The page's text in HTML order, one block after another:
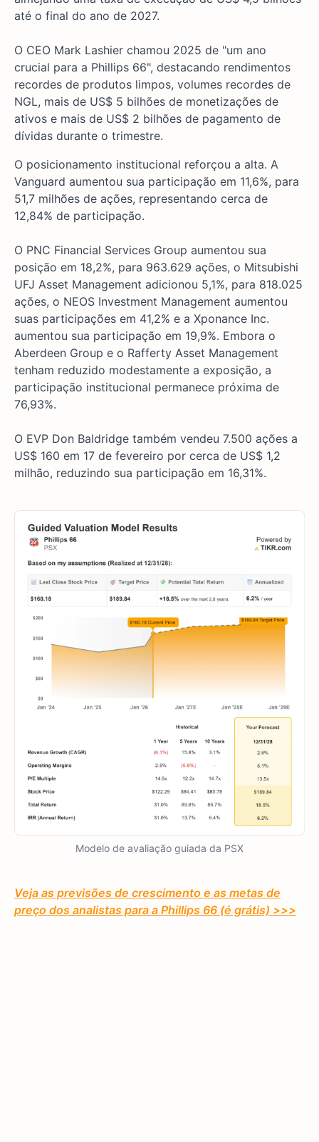
até o final do ano de 2027.
O CEO Mark Lashier chamou 2025 de "um ano
crucial para a Phillips 66", destacando rendimentos
recordes de produtos limpos, volumes recordes de
NGL, mais de US$ 5 bilhões de monetizações de
ativos e mais de US$ 2 bilhões de pagamento de
dívidas durante o trimestre.
O posicionamento institucional reforçou a alta. A
Vanguard aumentou sua participação em 11,6%, para
51,7 milhões de ações, representando cerca de
12,84% de participação.
O PNC Financial Services Group aumentou sua
posição em 18,2%, para 963.629 ações, o Mitsubishi
UFJ Asset Management adicionou 5,1%, para 818.025
ações, o NEOS Investment Management aumentou
suas participações em 41,2% e a Xponance Inc.
aumentou sua participação em 19,9%. Embora o
Aberdeen Group e o Rafferty Asset Management
tenham reduzido modestamente a exposição, a
participação institucional permanece próxima de
76,93%.
O EVP Don Baldridge também vendeu 7.500 ações a
US$ 160 em 17 de fevereiro por cerca de US$ 1,2
milhão, reduzindo sua participação em 16,31%.
Modelo de avaliação guiada da PSX
Veja as previsões de crescimento e as metas de
preço dos analistas para a Phillips 66 (é grátis) >>>